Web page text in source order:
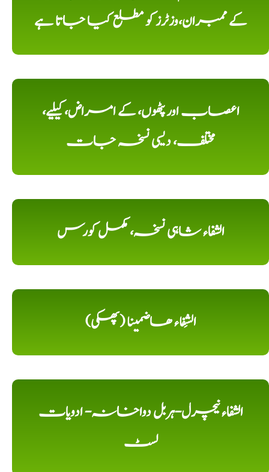
کے ممبران،وزٹرز کو مطلع کیا جاتا ہے
اعصاب اور پٹھوں، کے امراض، کیلیے،
مختلف، دیسی نسخہ جات
الشفاء شاہی نسخہ، مکمل کورس
الشِفاء ھاضمینا (پھکی)
الشفاء نیچرل-ہربل دواخانہ- ادویات
لسٹ